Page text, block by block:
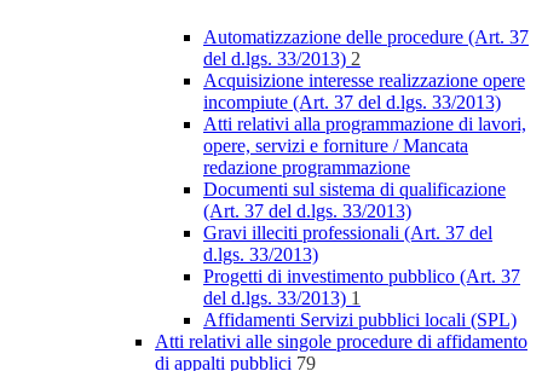
Automatizzazione delle procedure (Art. 37
del d.lgs. 33/2013) 2
Acquisizione interesse realizzazione opere
incompiute (Art. 37 del d.lgs. 33/2013)
Atti relativi alla programmazione di lavori,
opere, servizi e forniture / Mancata
redazione programmazione
Documenti sul sistema di qualificazione
(Art. 37 del d.lgs. 33/2013)
Gravi illeciti professionali (Art. 37 del
d.lgs. 33/2013)
Progetti di investimento pubblico (Art. 37
del d.lgs. 33/2013) 1
Affidamenti Servizi pubblici locali (SPL)
Atti relativi alle singole procedure di affidamento
di appalti pubblici 79